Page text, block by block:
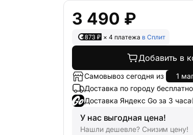
3 490 ₽
873 ₽ × 4 платежа в Сплит
Добавить в
Самовывоз сегодня из
1
Доставка по городу бесплатно
Доставка Яндекс Go за 3 часа
У нас выгодная цена!
Нашли дешевле? Снизим цену!